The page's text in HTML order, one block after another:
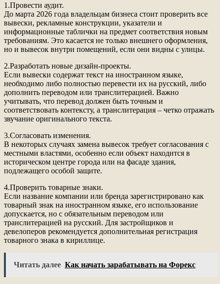
1.Провести аудит.
До марта 2026 года владельцам бизнеса стоит проверить все
вывески, рекламные конструкции, указатели и
информационные таблички на предмет соответствия новым
требованиям. Это касается не только внешнего оформления,
но и вывесок внутри помещений, если они видны с улицы.
2.Разработать новые дизайн-проекты.
Если вывески содержат текст на иностранном языке,
необходимо либо полностью перевести их на русский, либо
дополнить переводом или транслитерацией. Важно
учитывать, что перевод должен быть точным и
соответствовать контексту, а транслитерация – четко отражать
звучание оригинального текста.
3.Согласовать изменения.
В некоторых случаях замена вывесок требует согласования с
местными властями, особенно если объект находится в
историческом центре города или на фасаде здания,
подлежащего особой защите.
4.Проверить товарные знаки.
Если название компании или бренда зарегистрировано как
товарный знак на иностранном языке, его использование
допускается, но с обязательным переводом или
транслитерацией на русский. Для застройщиков и
девелоперов рекомендуется дополнительная регистрация
товарного знака в кириллице.
Читать далее Как начать зарабатывать на Форекс